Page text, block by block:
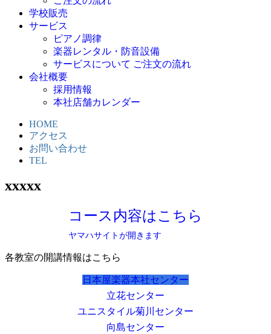
学校販売
サービス
ピアノ調律
楽器レンタル・防音設備
サービスについて ご注文の流れ
会社概要
採用情報
本社店舗カレンダー
HOME
アクセス
お問い合わせ
TEL
xxxxx
コース内容はこちら
ヤマハサイトが開きます
各教室の開講情報はこちら
日本屋楽器本社センター
立花センター
ユニスタイル菊川センター
向島センター